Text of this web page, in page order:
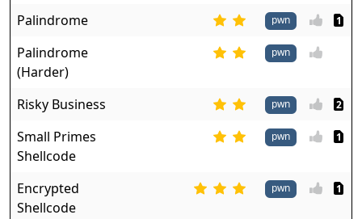
Palindrome pwn 1
Palindrome
(Harder)
pwn
Risky Business pwn 2
Small Primes
Shellcode
pwn 1
Encrypted
Shellcode
pwn 1